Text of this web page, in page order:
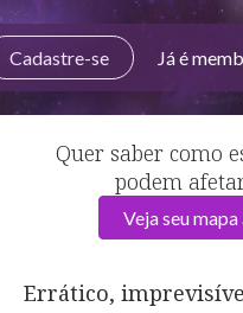
Cadastre-se Já é
Quer saber como
podem
Veja seu
Errático,